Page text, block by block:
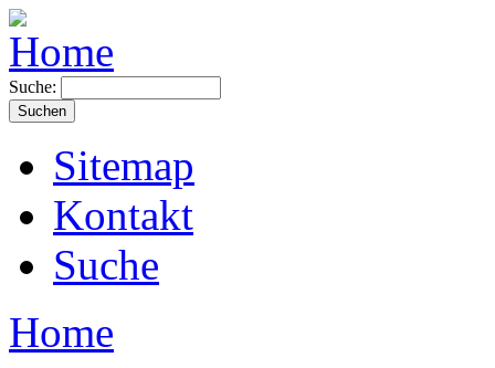
Suche:
Sitemap
Kontakt
Suche
Home